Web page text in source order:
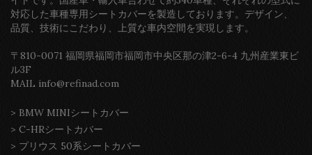
対応した車種専用シートカバーを製造しております。デザイン、
品質、技術にこだわり、上質な車内空間を実現します。
〒810-0071 福岡県福岡市福岡市中央区那の津2-6-4 九州産業東ビ
ル3F
MAIL info@refinad.com
> BMW MINIシートカバー
> C-HRシートカバー
> プリウス 50系シートカバー